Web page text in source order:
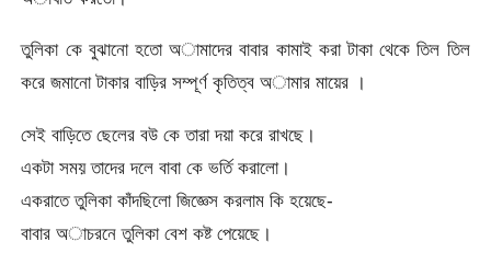
তুলিকা কে বুঝানো হতো অামাদের বাবার কামাই করা টাকা থেকে তিল তিল
করে জমানো টাকার বাড়ির সম্পূর্ণ কৃতিত্ব অামার মায়ের ।
সেই বাড়িতে ছেলের বউ কে তারা দয়া করে রাখছে।
একটা সময় তাদের দলে বাবা কে ভর্তি করালো।
একরাতে তুলিকা কাঁদছিলো জিজ্ঞেস করলাম কি হয়েছে-
বাবার অাচরনে তুলিকা বেশ কষ্ট পেয়েছে।